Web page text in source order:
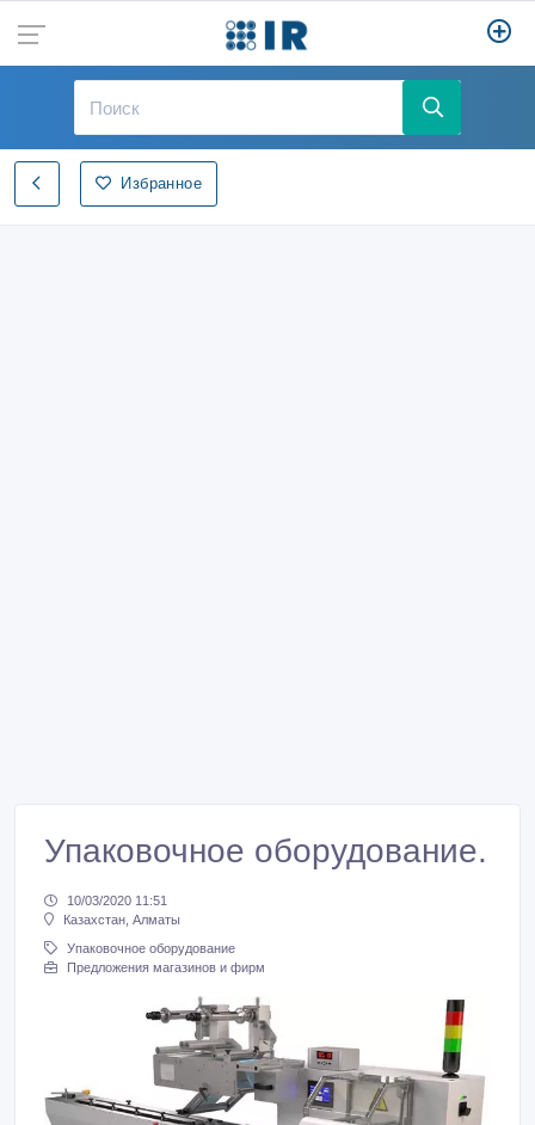
Избранное
Упаковочное оборудование.
10/03/2020 11:51
Казахстан, Алматы
Упаковочное оборудование
Предложения магазинов и фирм